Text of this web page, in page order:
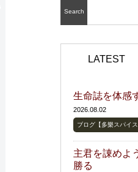
Search
LATEST
生命誌を体感
2026.08.02
ブログ【多樂スパイス
主君を諌めよ
勝る